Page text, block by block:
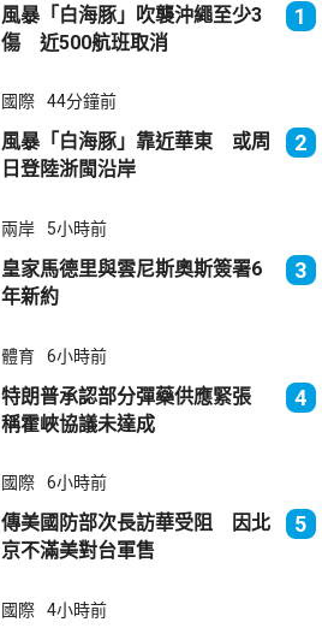
風暴「白海豚」吹襲沖繩至少3
傷 近500航班取消
1
國際 44分鐘前
風暴「白海豚」靠近華東 或周
日登陸浙閩沿岸
2
兩岸 5小時前
皇家馬德里與雲尼斯奧斯簽署6
年新約
3
體育 6小時前
特朗普承認部分彈藥供應緊張
稱霍峽協議未達成
4
國際 6小時前
傳美國防部次長訪華受阻 因北
京不滿美對台軍售
5
國際 4小時前